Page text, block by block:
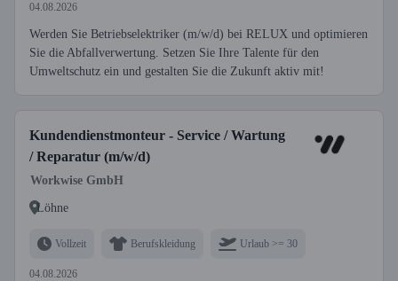
04.08.2026
Werden Sie Betriebselektriker (m/w/d) bei RELUX und optimieren
Sie die Abfallverwertung. Setzen Sie Ihre Talente für den
Umweltschutz ein und gestalten Sie die Zukunft aktiv mit!
Kundendienstmonteur - Service / Wartung
/ Reparatur (m/w/d)
Workwise GmbH
Löhne
Vollzeit Berufskleidung Urlaub >= 30
04.08.2026